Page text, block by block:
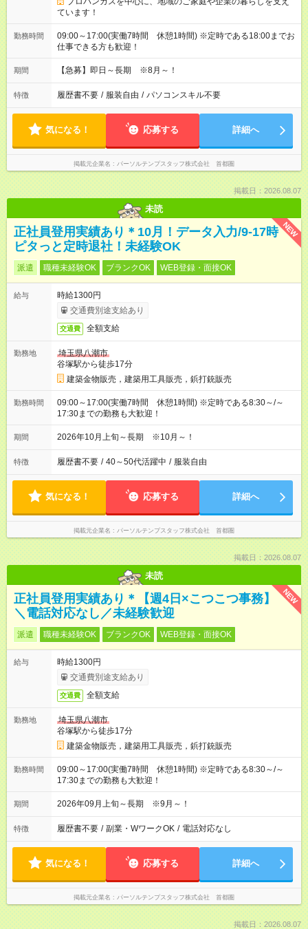
ています！
勤務時間
09:00～17:00(実働7時間 休憩1時間) ※定時である18:00までお
仕事できる方も歓迎！
期間 【急募】即日～長期 ※8月～！
特徴 履歴書不要 / 服装自由 / パソコンスキル不要
気になる！ 応募する 詳細へ
掲載元企業名 パーソルテンプスタッフ株式会社 首都圏
掲載日：2026.08.07
未読
NEW
正社員登用実績あり＊10月！データ入力/9-17時
ピタっと定時退社！未経験OK
派遣 職種未経験OK ブランクOK WEB登録・面接OK
給与
時給1300円
交通費別途支給あり
交通費 全額支給
勤務地
埼玉県八潮市
谷塚駅から徒歩17分
建築金物販売，建築用工具販売，鋲打銃販売
勤務時間
09:00～17:00(実働7時間 休憩1時間) ※定時である8:30～/～
17:30までの勤務も大歓迎！
期間 2026年10月上旬～長期 ※10月～！
特徴 履歴書不要 / 40～50代活躍中 / 服装自由
気になる！ 応募する 詳細へ
掲載元企業名 パーソルテンプスタッフ株式会社 首都圏
掲載日：2026.08.07
未読
NEW
正社員登用実績あり＊【週4日×こつこつ事務】
＼電話対応なし／未経験歓迎
派遣 職種未経験OK ブランクOK WEB登録・面接OK
給与
時給1300円
交通費別途支給あり
交通費 全額支給
勤務地
埼玉県八潮市
谷塚駅から徒歩17分
建築金物販売，建築用工具販売，鋲打銃販売
勤務時間
09:00～17:00(実働7時間 休憩1時間) ※定時である8:30～/～
17:30までの勤務も大歓迎！
期間 2026年09月上旬～長期 ※9月～！
特徴 履歴書不要 / 副業・WワークOK / 電話対応なし
気になる！ 応募する 詳細へ
掲載元企業名 パーソルテンプスタッフ株式会社 首都圏
掲載日：2026.08.07